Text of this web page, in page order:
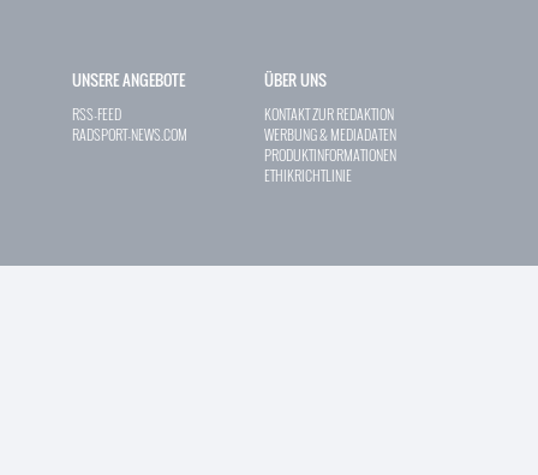
UNSERE ANGEBOTE
RSS-FEED
RADSPORT-NEWS.COM
ÜBER UNS
KONTAKT ZUR REDAKTION
WERBUNG & MEDIADATEN
PRODUKTINFORMATIONEN
ETHIKRICHTLINIE